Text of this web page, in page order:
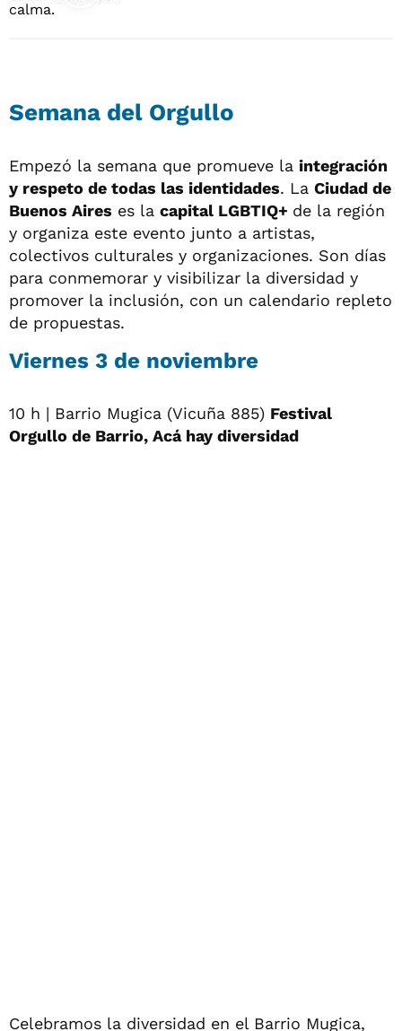
Semana del Orgullo
Empezó la semana que promueve la integración
y respeto de todas las identidades. La Ciudad de
Buenos Aires es la capital LGBTIQ+ de la región
y organiza este evento junto a artistas,
colectivos culturales y organizaciones. Son días
para conmemorar y visibilizar la diversidad y
promover la inclusión, con un calendario repleto
de propuestas.
Viernes 3 de noviembre
10 h | Barrio Mugica (Vicuña 885) Festival
Orgullo de Barrio, Acá hay diversidad
Celebramos la diversidad en el Barrio Mugica,